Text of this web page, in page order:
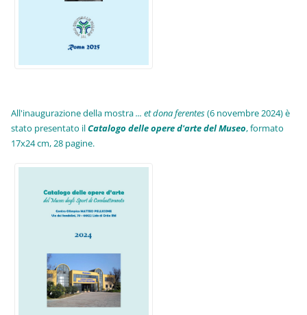
All'inaugurazione della mostra... et dona ferentes(6 novembre 2024) è
stato presentato ilCatalogo delle opere d'arte del Museo, formato
17x24 cm, 28 pagine.